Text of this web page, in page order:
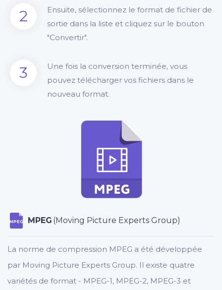
2
Ensuite, sélectionnez le format de fichier de
sortie dans la liste et cliquez sur le bouton
"Convertir".
3
Une fois la conversion terminée, vous
pouvez télécharger vos fichiers dans le
nouveau format.
MPEG MPEG (Moving Picture Experts Group)
La norme de compression MPEG a été développée
par Moving Picture Experts Group. Il existe quatre
variétés de format - MPEG-1, MPEG-2, MPEG-3 et